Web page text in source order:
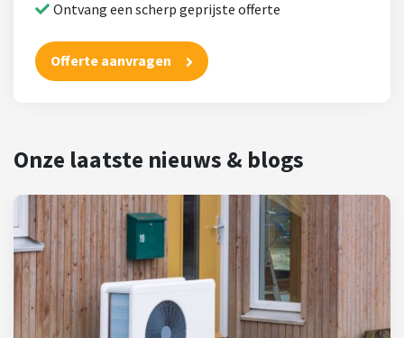
Ontvang een scherp geprijste offerte
Offerte aanvragen
Onze laatste nieuws & blogs